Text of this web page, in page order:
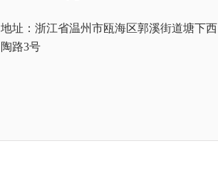
地址：浙江省温州市瓯海区郭溪街道塘下西
陶路3号